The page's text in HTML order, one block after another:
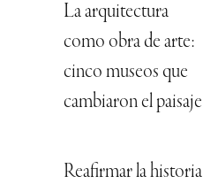
La arquitectura
como obra de arte:
cinco museos que
cambiaron el paisaje
Reafirmar la historia